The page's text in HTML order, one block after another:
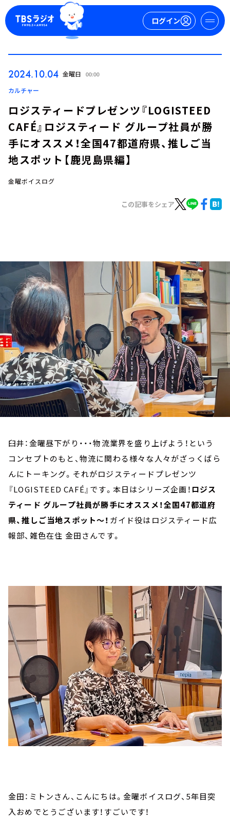
ログイン
今日の番組表
YouTube
会社情報
2024.10.04 金曜日 00:00
カルチャー
ロジスティードプレゼンツ『LOGISTEED
CAFÉ』ロジスティード グループ社員が勝
手にオススメ！全国47都道府県、推しご当
地スポット【鹿児島県編】
金曜ボイスログ
この記事をシェア
臼井：金曜昼下がり・・・物流業界を盛り上げよう！という
コンセプトのもと、物流に関わる様々な人々がざっくばら
んにトーキング。それがロジスティードプレゼンツ
『LOGISTEED CAFÉ』です。本日はシリーズ企画！ ロジス
ティード グループ社員が勝手にオススメ！全国47都道府
県、推しご当地スポット～！ ガイド役はロジスティード広
報部、雑色在住 金田さんです。
金田：ミトンさん、こんにちは。金曜ボイスログ、5年目突
入おめでとうございます！すごいです！